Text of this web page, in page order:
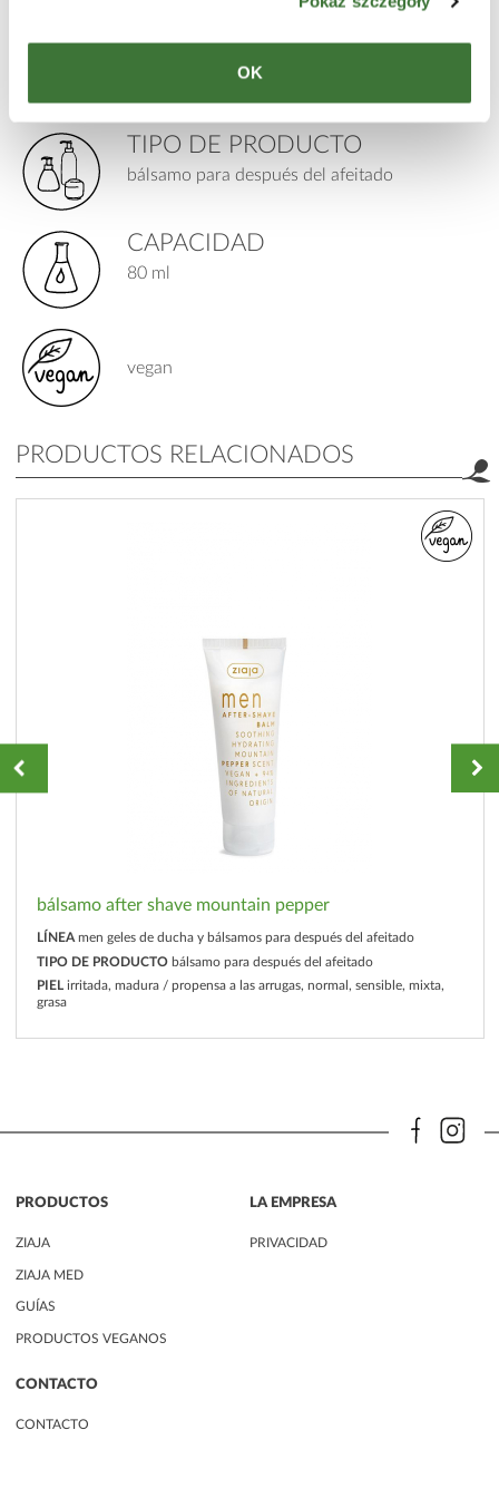
OK
piel: irritada, madura / propensa a las arrugas,
normal, sensible, mixta, grasa
TIPO DE PRODUCTO
bálsamo para después del afeitado
CAPACIDAD
80 ml
vegan
PRODUCTOS RELACIONADOS
bálsamo after shave mountain pepper
LÍNEA men geles de ducha y bálsamos para después del afeitado
TIPO DE PRODUCTO bálsamo para después del afeitado
PIEL irritada, madura / propensa a las arrugas, normal, sensible, mixta,
grasa
PRODUCTOS
ZIAJA
ZIAJA MED
GUÍAS
PRODUCTOS VEGANOS
LA EMPRESA
PRIVACIDAD
CONTACTO
CONTACTO